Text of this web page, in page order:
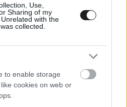
Use,
Sharing of my
with the
collected.
to enable storage
cookies on web or
a rekordhoz,
a menthetőt, de
nyert Japánban
szerezte a rali-
Sébastien Ogier előtt.